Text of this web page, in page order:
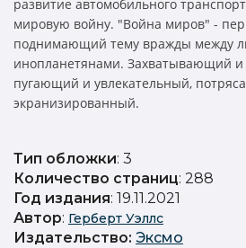
развитие автомобильного
мировую войну. "Война миров" -
поднимающий тему вражды между
инопланетянами. Захватывающий
пугающий и увлекательный,
экранизированный.
Тип обложки: 3
Количество страниц: 288
Год издания: 19.11.2021
Автор: Герберт Уэллс
Издательство: Эксмо